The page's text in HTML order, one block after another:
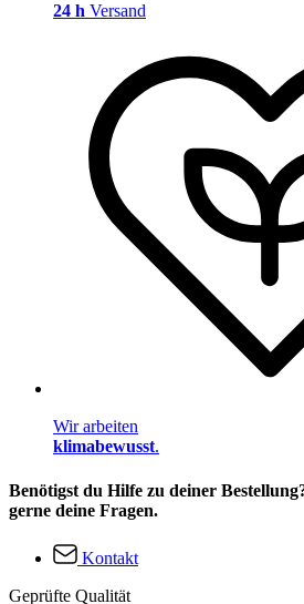
24 h Versand
Wir arbeiten
klimabewusst.
Benötigst du Hilfe zu deiner
gerne deine Fragen.
Kontakt
Geprüfte Qualität